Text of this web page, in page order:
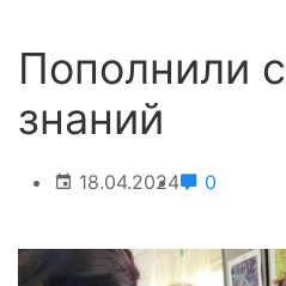
Пополнили
знаний
18.04.2024 0